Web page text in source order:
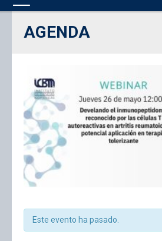
AGENDA
Este evento ha pasado.